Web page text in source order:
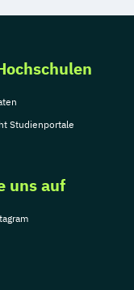
Studienportale
uns auf